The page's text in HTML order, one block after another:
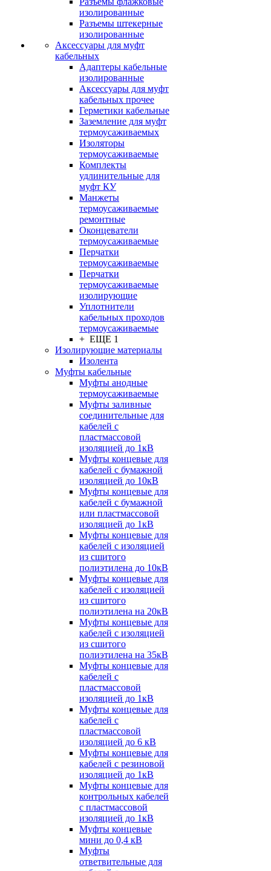
изолированные
Разъемы штекерные
изолированные
Аксессуары для муфт
кабельных
Адаптеры кабельные
изолированные
Аксессуары для муфт
кабельных прочее
Герметики кабельные
Заземление для муфт
термоусаживаемых
Изоляторы
термоусаживаемые
Комплекты
удлинительные для
муфт КУ
Манжеты
термоусаживаемые
ремонтные
Оконцеватели
термоусаживаемые
Перчатки
термоусаживаемые
Перчатки
термоусаживаемые
изолирующие
Уплотнители
кабельных проходов
термоусаживаемые
+ ЕЩЕ 1
Изолирующие материалы
Изолента
Муфты кабельные
Муфты анодные
термоусаживаемые
Муфты заливные
соединительные для
кабелей с
пластмассовой
изоляцией до 1кВ
Муфты концевые для
кабелей с бумажной
изоляцией до 10кВ
Муфты концевые для
кабелей с бумажной
или пластмассовой
изоляцией до 1кВ
Муфты концевые для
кабелей с изоляцией
из сшитого
полиэтилена до 10кВ
Муфты концевые для
кабелей с изоляцией
из сшитого
полиэтилена на 20кВ
Муфты концевые для
кабелей с изоляцией
из сшитого
полиэтилена на 35кВ
Муфты концевые для
кабелей с
пластмассовой
изоляцией до 1кВ
Муфты концевые для
кабелей с
пластмассовой
изоляцией до 6 кВ
Муфты концевые для
кабелей с резиновой
изоляцией до 1кВ
Муфты концевые для
контрольных кабелей
с пластмассовой
изоляцией до 1кВ
Муфты концевые
мини до 0,4 кВ
Муфты
ответвительные для